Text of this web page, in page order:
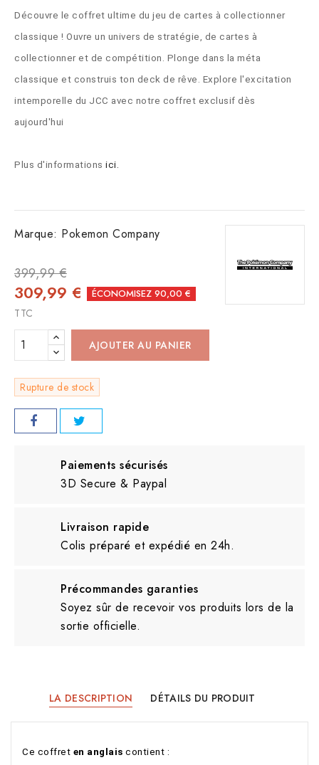
Découvre le coffret ultime du jeu de cartes à collectionner
classique ! Ouvre un univers de stratégie, de cartes à
collectionner et de compétition. Plonge dans la méta
classique et construis ton deck de rêve. Explore l'excitation
intemporelle du JCC avec notre coffret exclusif dès
aujourd'hui
Plus d'informations ici.
Marque: Pokemon Company
399,99 €
309,99 € ÉCONOMISEZ 90,00 €
TTC
AJOUTER AU PANIER
Rupture de stock
Paiements sécurisés
3D Secure & Paypal
Livraison rapide
Colis préparé et expédié en 24h.
Précommandes garanties
Soyez sûr de recevoir vos produits lors de la
sortie officielle.
LA DESCRIPTION DÉTAILS DU PRODUIT
Ce coffret en anglais contient :